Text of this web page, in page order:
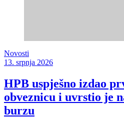
Novosti
13. srpnja 2026
HPB uspješno izdao
obveznicu i uvrstio je
burzu